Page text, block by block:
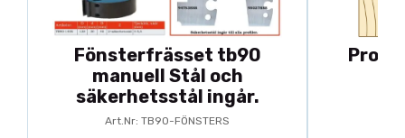
Fönsterfrässet tb90
manuell Stål och
säkerhetsstål ingår.
Art.Nr: TB90-FÖNSTERS